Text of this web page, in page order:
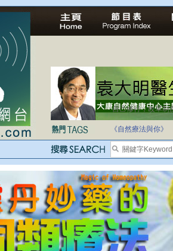
自己修行，改革制
《自然療法與你》